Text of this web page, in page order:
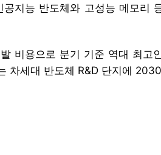
공지능 반도체와 고성능 메모리
비용으로 분기 기준 역대 최고
차세대 반도체 R&D 단지에